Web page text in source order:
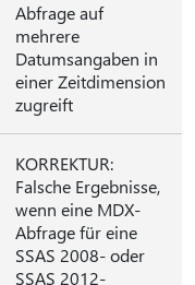
Abfrage auf
mehrere
Datumsangaben in
einer Zeitdimension
zugreift
KORREKTUR:
Falsche Ergebnisse,
wenn eine MDX-
Abfrage für eine
SSAS 2008- oder
SSAS 2012-